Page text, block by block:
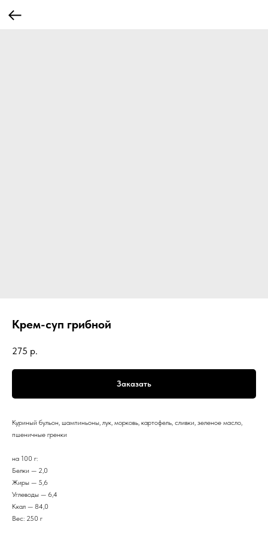
Крем-суп грибной
275 р.
Заказать
Куриный бульон, шампиньоны, лук, морковь, картофель, сливки, зеленое масло,
пшеничные гренки
на 100 г:
Белки — 2,0
Жиры — 5,6
Углеводы — 6,4
Ккал — 84,0
Вес: 250 г